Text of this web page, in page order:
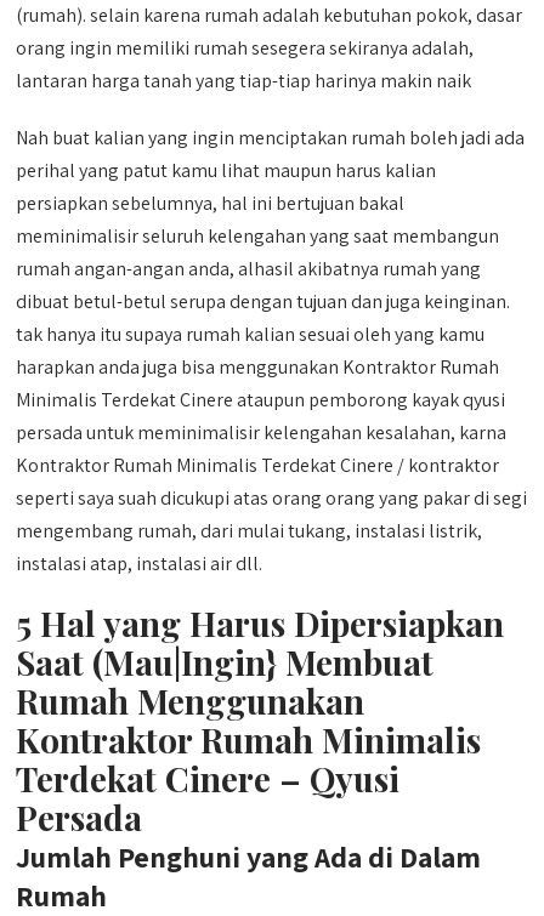
(rumah). selain karena rumah adalah kebutuhan pokok, dasar
orang ingin memiliki rumah sesegera sekiranya adalah,
lantaran harga tanah yang tiap-tiap harinya makin naik
Nah buat kalian yang ingin menciptakan rumah boleh jadi ada
perihal yang patut kamu lihat maupun harus kalian
persiapkan sebelumnya, hal ini bertujuan bakal
meminimalisir seluruh kelengahan yang saat membangun
rumah angan-angan anda, alhasil akibatnya rumah yang
dibuat betul-betul serupa dengan tujuan dan juga keinginan.
tak hanya itu supaya rumah kalian sesuai oleh yang kamu
harapkan anda juga bisa menggunakan Kontraktor Rumah
Minimalis Terdekat Cinere ataupun pemborong kayak qyusi
persada untuk meminimalisir kelengahan kesalahan, karna
Kontraktor Rumah Minimalis Terdekat Cinere / kontraktor
seperti saya suah dicukupi atas orang orang yang pakar di segi
mengembang rumah, dari mulai tukang, instalasi listrik,
instalasi atap, instalasi air dll.
5 Hal yang Harus Dipersiapkan
Saat (Mau|Ingin} Membuat
Rumah Menggunakan
Kontraktor Rumah Minimalis
Terdekat Cinere – Qyusi
Persada
Jumlah Penghuni yang Ada di Dalam
Rumah